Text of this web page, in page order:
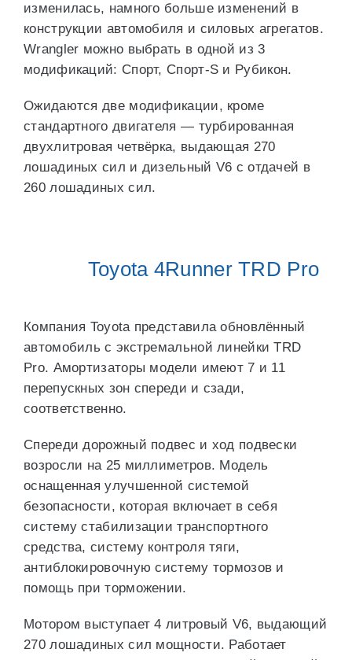
изменилась, намного больше изменений в
конструкции автомобиля и силовых агрегатов.
Wrangler можно выбрать в одной из 3
модификаций: Спорт, Спорт-S и Рубикон.
Ожидаются две модификации, кроме
стандартного двигателя — турбированная
двухлитровая четвёрка, выдающая 270
лошадиных сил и дизельный V6 с отдачей в
260 лошадиных сил.
Toyota 4Runner TRD Pro
Компания Toyota представила обновлённый
автомобиль с экстремальной линейки TRD
Pro. Амортизаторы модели имеют 7 и 11
перепускных зон спереди и сзади,
соответственно.
Спереди дорожный подвес и ход подвески
возросли на 25 миллиметров. Модель
оснащенная улучшенной системой
безопасности, которая включает в себя
систему стабилизации транспортного
средства, систему контроля тяги,
антиблокировочную систему тормозов и
помощь при торможении.
Мотором выступает 4 литровый V6, выдающий
270 лошадиных сил мощности. Работает